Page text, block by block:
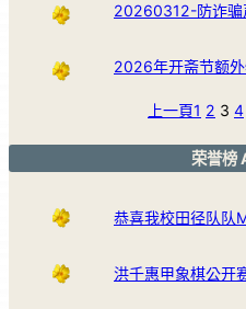
20260312-防诈骗
2026年开斋节额
上一頁1 2 3 4
荣誉榜
恭喜我校田径队队
洪千惠甲象棋公开